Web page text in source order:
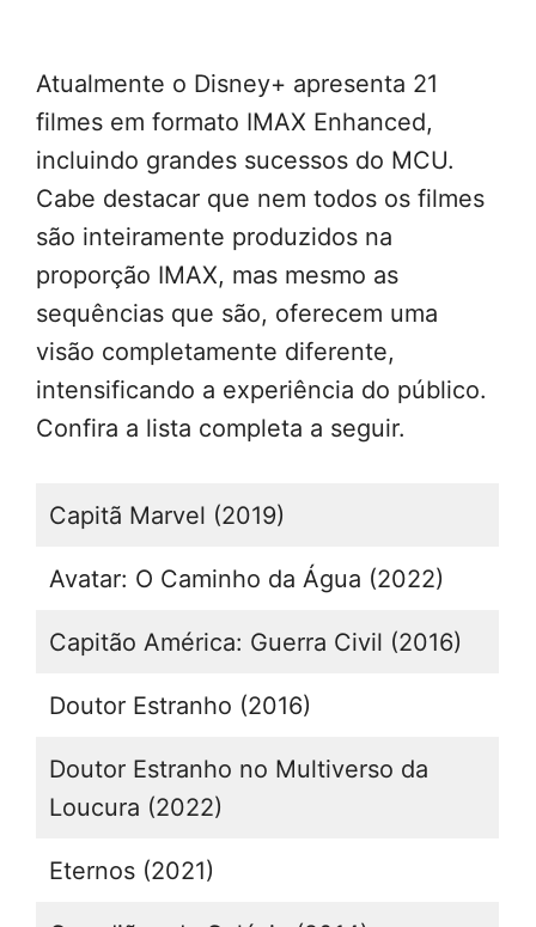
Atualmente o Disney+ apresenta 21
filmes em formato IMAX Enhanced,
incluindo grandes sucessos do MCU.
Cabe destacar que nem todos os filmes
são inteiramente produzidos na
proporção IMAX, mas mesmo as
sequências que são, oferecem uma
visão completamente diferente,
intensificando a experiência do público.
Confira a lista completa a seguir.
Capitã Marvel (2019)
Avatar: O Caminho da Água (2022)
Capitão América: Guerra Civil (2016)
Doutor Estranho (2016)
Doutor Estranho no Multiverso da
Loucura (2022)
Eternos (2021)